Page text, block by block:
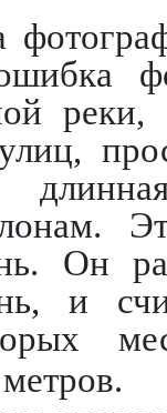
Он
и